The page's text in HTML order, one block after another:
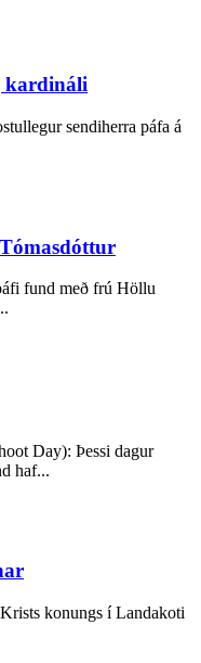
kardináli
sendiherra páfa á
fund með frú Höllu
Day): Þessi dagur
haf...
konungs í Landakoti